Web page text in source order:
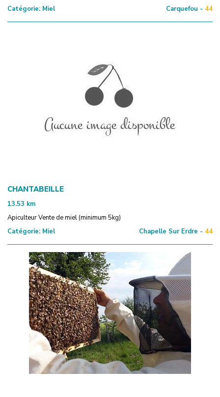
Catégorie: Miel Carquefou - 44
CHANTABEILLE
13.53 km
Apiculteur Vente de miel (minimum 5kg)
Catégorie: Miel Chapelle Sur Erdre - 44